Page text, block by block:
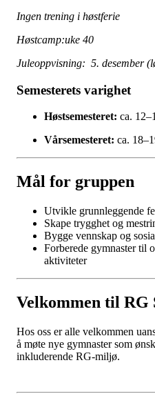
Ingen trening i høstferie
Høstcamp:uke 40
Juleoppvisning: 5. desember
Semesterets varighet
Høstsemesteret: ca.
Vårsemesteret: ca.
Mål for gruppen
Utvikle grunnleggende
Skape trygghet og
Bygge vennskap og
Forberede gymnaster til
aktiviteter
Velkommen til RG
Hos oss er alle velkommen
å møte nye gymnaster som
inkluderende RG-miljø.